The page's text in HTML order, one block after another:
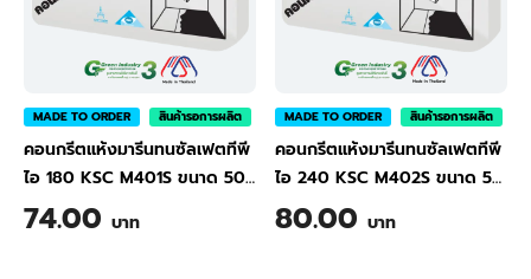
MADE TO ORDER สินค้ารอการผลิต
คอนกรีตแห้งมารีนทนซัลเฟตทีพี
ไอ 180 KSC M401S ขนาด 50
กก. |TPI Marine Dry
Concrete with Sulfate
74.00 บาท
MADE TO ORDER สินค้ารอการผลิต
คอนกรีตแห้งมารีนทนซัลเฟตทีพี
ไอ 240 KSC M402S ขนาด 50
กก.| TPI Marine Dry
Concrete with Sulfate
80.00 บาท